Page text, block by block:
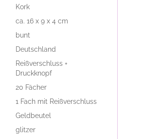
Kork
ca. 16 x 9 x 4 cm
bunt
Deutschland
Reißverschluss +
Druckknopf
20 Fächer
1 Fach mit Reißverschluss
Geldbeutel
glitzer